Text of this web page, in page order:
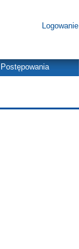
Logowanie
Postępowania